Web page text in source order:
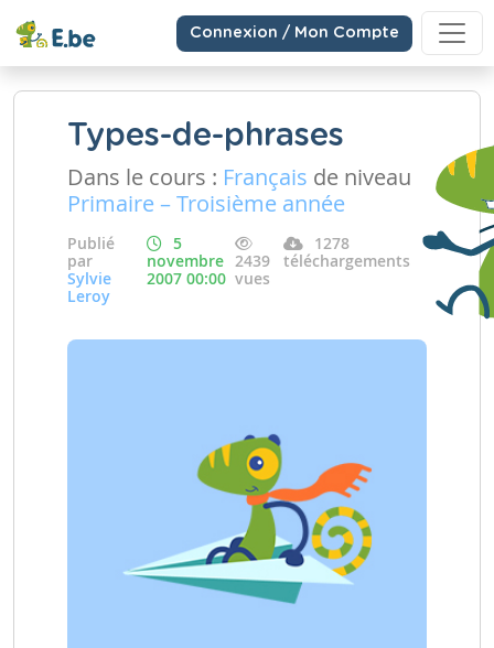
Connexion / Mon Compte
Types-de-phrases
Dans le cours : Français de niveau
Primaire – Troisième année
Publié
par
Sylvie
Leroy
5
novembre
2007 00:00
2439
vues
1278
téléchargements